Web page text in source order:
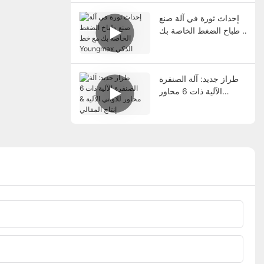
إحداث ثورة في آلة صنع
طباخ الضغط الخاصة بك
طراز جديد: آلة الصنفرة
الآلية ذات 6 محاور